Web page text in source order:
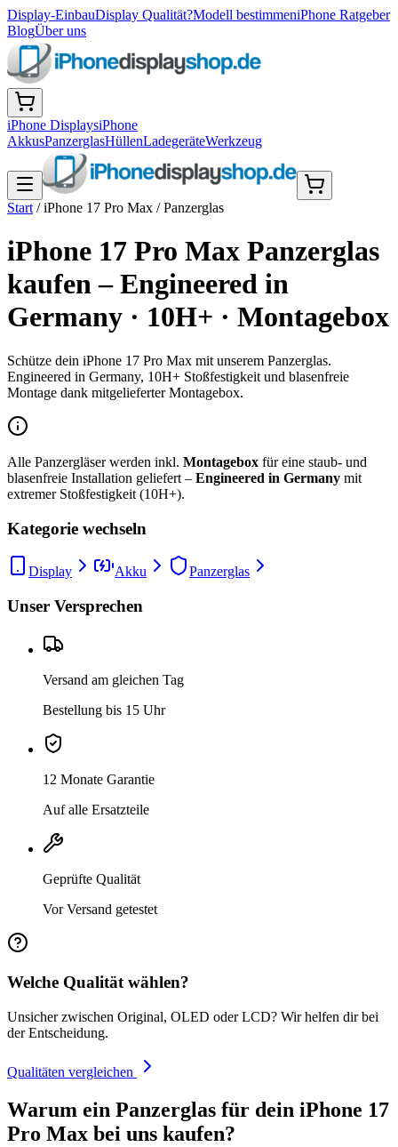
Display-EinbauDisplay Qualität?Modell bestimmeniPhone Ratgeber
BlogÜber uns
iPhone DisplaysiPhone
AkkusPanzerglasHüllenLadegeräteWerkzeug
Start /iPhone 17 Pro Max /Panzerglas
iPhone 17 Pro Max Panzerglas
kaufen – Engineered in
Germany · 10H+ · Montagebox
Schütze dein iPhone 17 Pro Max mit unserem Panzerglas.
Engineered in Germany, 10H+ Stoßfestigkeit und blasenfreie
Montage dank mitgelieferter Montagebox.
Alle Panzergläser werden inkl. Montagebox für eine staub- und
blasenfreie Installation geliefert – Engineered in Germany mit
extremer Stoßfestigkeit (10H+).
Kategorie wechseln
Display Akku Panzerglas
Unser Versprechen
Versand am gleichen Tag
Bestellung bis 15 Uhr
12 Monate Garantie
Auf alle Ersatzteile
Geprüfte Qualität
Vor Versand getestet
Welche Qualität wählen?
Unsicher zwischen Original, OLED oder LCD? Wir helfen dir bei
der Entscheidung.
Qualitäten vergleichen
Warum ein Panzerglas für dein iPhone 17
Pro Max bei uns kaufen?